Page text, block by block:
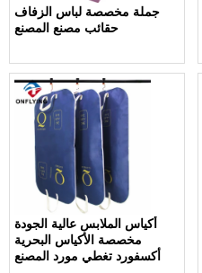
جملة مخصصة لباس الزفاف
حقائب مصنع المصنع
أكياس الملابس عالية الجودة
مخصصة الأكياس البحرية
أكسفورد تغطي مورد المصنع